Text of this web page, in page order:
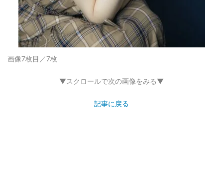
画像7枚目／7枚
▼スクロールで次の画像をみる▼
記事に戻る